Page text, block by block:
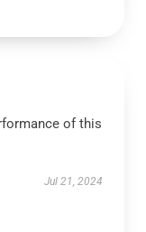
of this
Jul 21, 2024